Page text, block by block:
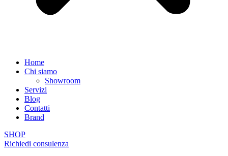
Home
Chi siamo
Showroom
Servizi
Blog
Contatti
Brand
SHOP
Richiedi consulenza